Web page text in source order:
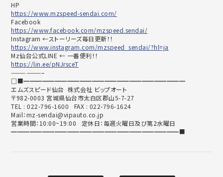
HP
https://www.mzspeed-sendai.com/
Facebook
https://www.facebook.com/mzspeed.sendai/
Instagram ←ストーリーズ毎日更新！！
https://www.instagram.com/mzspeed_sendai/?hl=ja
Mz仙台公式LINE ← 一番便利！！
https://lin.ee/pNJrsceT
——————–
□■━━━━━━━━━━━━━━━━━━━━━━━━━━
エムズスピード仙台 株式会社 ビップオート
〒982-0003 宮城県仙台市太白区郡山5-7-27
TEL : 022-796-1600 FAX : 022-796-1624
Mail：mz-sendai@vipauto.co.jp
営業時間：10:00~19:00 定休日：毎週火曜日及び第2水曜日
━━━━━━━━━━━━━━━━━━━━━━━━━━━■